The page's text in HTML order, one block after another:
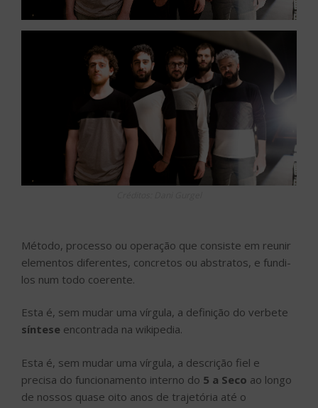
Método, processo ou operação que consiste em reunir
elementos diferentes, concretos ou abstratos, e fundi-
los num todo coerente.
Esta é, sem mudar uma vírgula, a definição do verbete
síntese encontrada na wikipedia.
Esta é, sem mudar uma vírgula, a descrição fiel e
precisa do funcionamento interno do 5 a Seco ao longo
de nossos quase oito anos de trajetória até o